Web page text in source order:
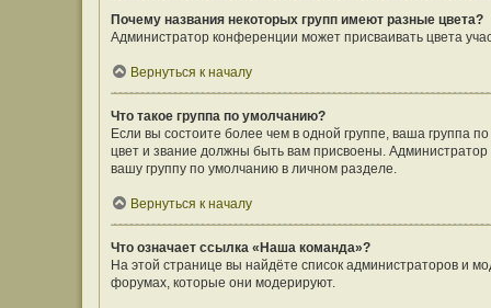
Почему названия некоторых групп имеют разные цвета?
Администратор конференции может присваивать цвета
Вернуться к началу
Что такое группа по умолчанию?
Если вы состоите более чем в одной группе, ваша группа
цвет и звание должны быть вам присвоены.
вашу группу по умолчанию в личном разделе.
Вернуться к началу
Что означает ссылка «Наша команда»?
На этой странице вы найдёте список администраторов и
форумах, которые они модерируют.